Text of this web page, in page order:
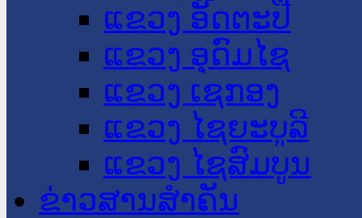
ແຂວງ ອັດຕະປື
ແຂວງ ອຸດົມໄຊ
ແຂວງ ເຊກອງ
ແຂວງ ໄຊຍະບູລີ
ແຂວງ ໄຊສົມບູນ
ຂ່າວສານສໍາຄັນ